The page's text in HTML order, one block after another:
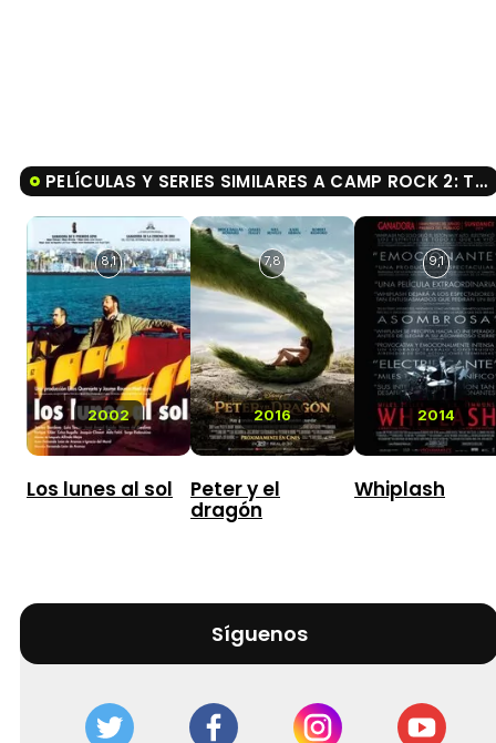
PELÍCULAS Y SERIES SIMILARES A CAMP ROCK 2: THE FINAL JAM
2002
8,1
Los lunes al sol
2016
7,8
Peter y el
dragón
2014
9,1
Whiplash
Síguenos